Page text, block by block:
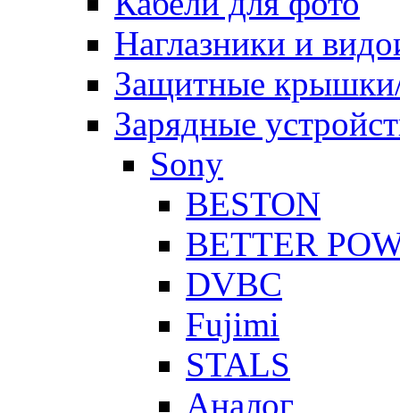
Наглазники и
Защитные
Зарядные
Sony
BESTON
BETTER
DVBC
Fujimi
STALS
Аналог